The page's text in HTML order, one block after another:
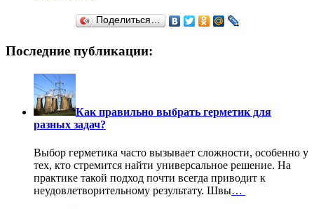
Поделиться…
Последние публикации:
Как правильно выбрать герметик для
разных задач?
Выбор герметика часто вызывает сложности, особенно у
тех, кто стремится найти универсальное решение. На
практике такой подход почти всегда приводит к
неудовлетворительному результату. Швы…